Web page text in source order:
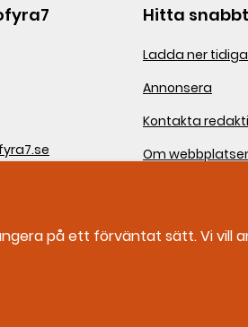
Hitta snabbt
Ladda ner
Annonsera
Kontakta
Om
på ett förväntat sätt. Vi vill